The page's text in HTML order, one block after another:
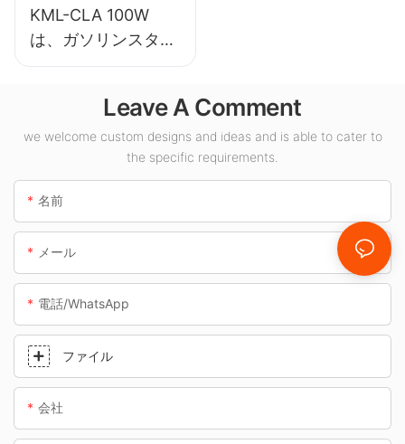
KML-CLA 100W
は、ガソリンスタン
ドや地下道などの屋
LED キャノピー ラ
イト サプライヤーで
Leave A Comment
we welcome custom designs and ideas and is able to cater to
the specific requirements.
名前
メール
電話/WhatsApp
ファイル
会社